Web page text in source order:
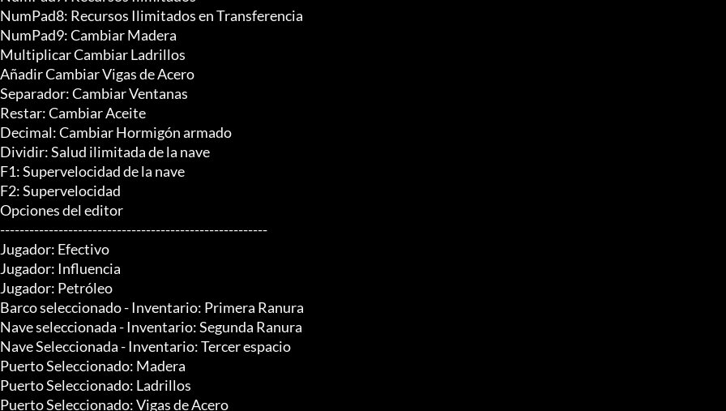
NumPad8: Recursos Ilimitados en Transferencia
NumPad9: Cambiar Madera
Multiplicar Cambiar Ladrillos
Añadir Cambiar Vigas de Acero
Separador: Cambiar Ventanas
Restar: Cambiar Aceite
Decimal: Cambiar Hormigón armado
Dividir: Salud ilimitada de la nave
F1: Supervelocidad de la nave
F2: Supervelocidad
Opciones del editor
-------------------------------------------------------
Jugador: Efectivo
Jugador: Influencia
Jugador: Petróleo
Barco seleccionado - Inventario: Primera Ranura
Nave seleccionada - Inventario: Segunda Ranura
Nave Seleccionada - Inventario: Tercer espacio
Puerto Seleccionado: Madera
Puerto Seleccionado: Ladrillos
Puerto Seleccionado: Vigas de Acero